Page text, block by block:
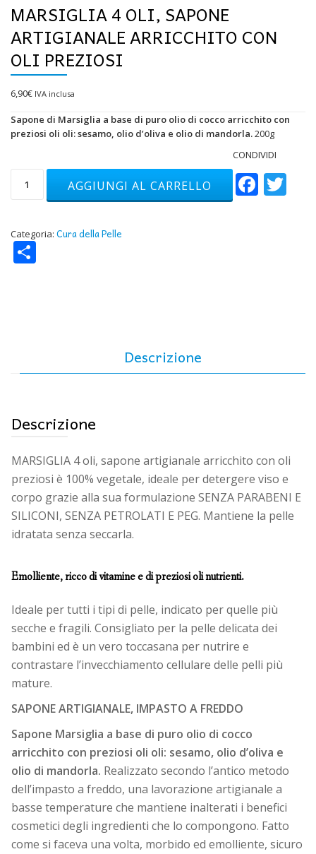
MARSIGLIA 4 OLI, SAPONE
ARTIGIANALE ARRICCHITO CON
OLI PREZIOSI
6,90€ IVA inclusa
Sapone di Marsiglia a base di puro olio di cocco arricchito con
preziosi oli oli: sesamo, olio d’oliva e olio di mandorla.200g
oli,
artigianale
arricchito
con
AGGIUNGI AL CARRELLO
Categoria: Cura della Pelle
CONDIVIDI
Descrizione
Descrizione
MARSIGLIA 4 oli, sapone artigianale arricchito con oli
preziosi è 100% vegetale, ideale per detergere viso e
corpo grazie alla sua formulazione SENZA PARABENI E
SILICONI, SENZA PETROLATI E PEG. Mantiene la pelle
idratata senza seccarla.
Emolliente, ricco di vitamine e di preziosi oli nutrienti.
Ideale per tutti i tipi di pelle, indicato per quelle più
secche e fragili. Consigliato per la pelle delicata dei
bambini ed è un vero toccasana per nutrire e
contrastare l’invecchiamento cellulare delle pelli più
mature.
SAPONE ARTIGIANALE, IMPASTO A FREDDO
Sapone Marsiglia a base di puro olio di cocco
arricchito con preziosi oli oli: sesamo, olio d’oliva e
olio di mandorla. Realizzato secondo l’antico metodo
dell’impasto a freddo, una lavorazione artigianale a
basse temperature che mantiene inalterati i benefici
cosmetici degli ingredienti che lo compongono. Fatto
come si faceva una volta, morbido ed emolliente, sicuro